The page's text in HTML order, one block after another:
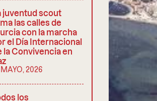
juventud scout
las calles de
con la marcha
el Día Internacional
la Convivencia en
MAYO, 2026
los